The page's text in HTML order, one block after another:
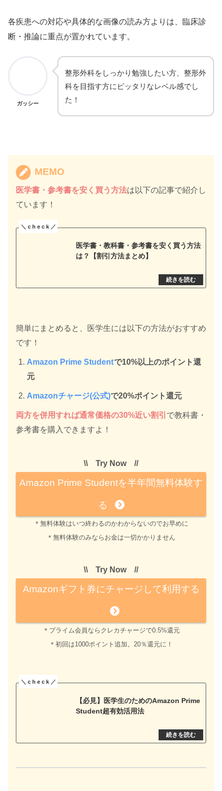
各疾患への対応や具体的な画像の読み方よりは、臨床診
断・推論に重点が置かれています。
ガッシー
整形外科をしっかり勉強したい方、整形外
科を目指す方にピッタリなレベル感でし
た！
MEMO
医学書・参考書を安く買う方法は以下の記事で紹介し
ています！
医学書・教科書・参考書を安く買う方法
は？【割引方法まとめ】
簡単にまとめると、医学生には以下の方法がおすすめ
です！
Amazon Prime Studentで10%以上のポイント還
元
Amazonチャージ(公式)で20%ポイント還元
両方を併用すれば通常価格の30%近い割引 で教科書・
参考書を購入できますよ！
\\ Try Now //
Amazon Prime Studentを半年間無料体験す
る
＊無料体験はいつ終わるのかわからないのでお早めに
＊無料体験のみならお金は一切かかりません
\\ Try Now //
Amazonギフト券にチャージして利用する
＊プライム会員ならクレカチャージで0.5%還元
＊初回は1000ポイント追加。20％還元に！
【必見】医学生のためのAmazon Prime
Student超有効活用法